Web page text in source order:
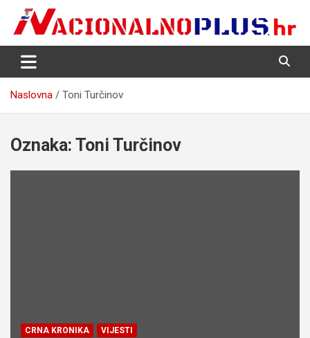
content
NacionalnoPlus.hr
Nacija želi znati više
Naslovna Toni Turčinov
Oznaka: Toni Turčinov
CRNA KRONIKA VIJESTI